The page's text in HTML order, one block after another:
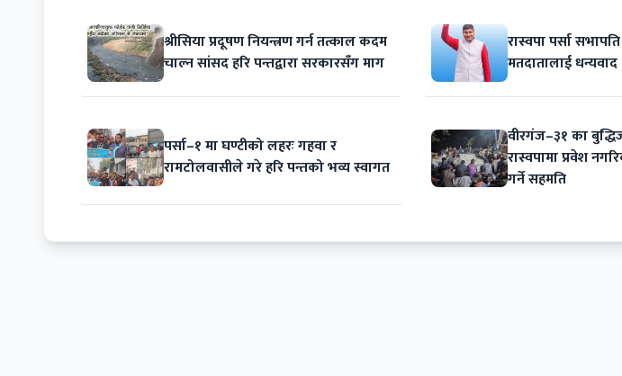
श्रीसिया प्रदूषण नियन्त्रण गर्न तत्काल कदम
चाल्न सांसद हरि पन्तद्वारा सरकारसँग माग
रास्वपा पर्सा
मतदातालाई धन्यवाद
पर्सा–१ मा घण्टीको लहरः गहवा र
रामटोलवासीले गरे हरि पन्तको भव्य स्वागत
वीरगंज–३१ का
रास्वपामा प्रवेश
गर्ने सहमति